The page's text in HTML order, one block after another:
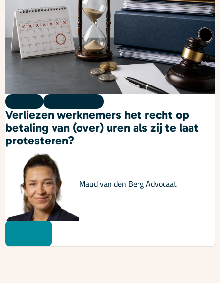
Verliezen werknemers het recht op
betaling van (over) uren als zij te laat
protesteren?
Maud van den BergAdvocaat